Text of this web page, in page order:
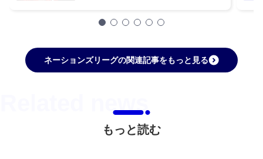
ネーションズリーグの関連記事をもっと見る
もっと読む